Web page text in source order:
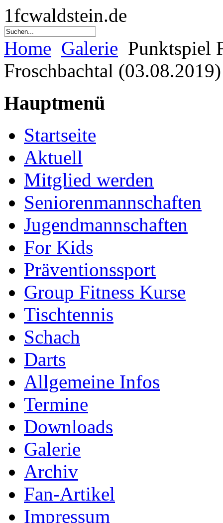
1fcwaldstein.de
Home Galerie Punktspiel
Froschbachtal (03.08.2019)
Hauptmenü
Startseite
Aktuell
Mitglied werden
Seniorenmannschaften
Jugendmannschaften
For Kids
Präventionssport
Group Fitness Kurse
Tischtennis
Schach
Darts
Allgemeine Infos
Termine
Downloads
Galerie
Archiv
Fan-Artikel
Impressum